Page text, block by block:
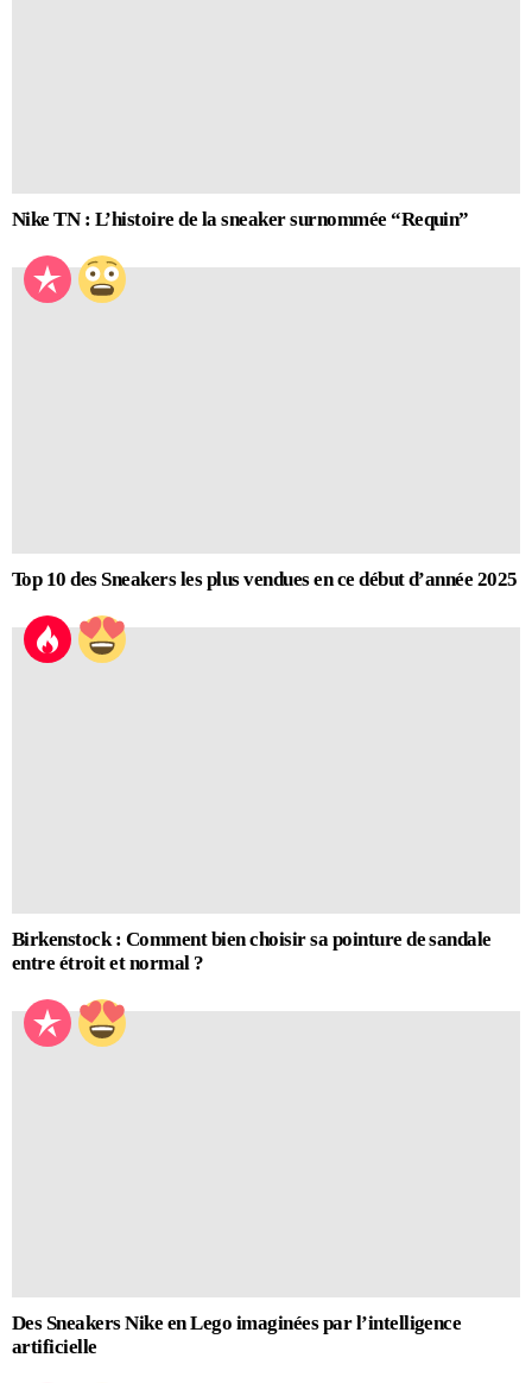
Nike TN : L’histoire de la sneaker surnommée “Requin”
Top 10 des Sneakers les plus vendues en ce début d’année 2025
Birkenstock : Comment bien choisir sa pointure de sandale
entre étroit et normal ?
Des Sneakers Nike en Lego imaginées par l’intelligence
artificielle